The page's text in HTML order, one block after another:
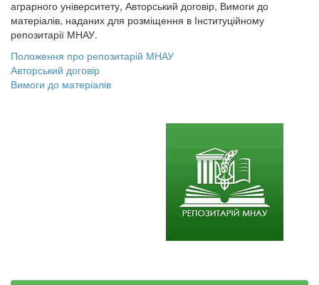
аграрного університету, Авторський договір, Вимоги до
матеріалів, наданих для розміщення в Інституційному
репозитарії МНАУ.
Положення про репозитарій МНАУ
Авторський договір
Вимоги до матеріалів